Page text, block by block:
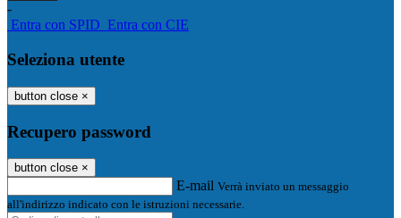
-
Entra con SPID Entra con CIE
Seleziona utente
button close ×
Recupero password
button close ×
E-mail Verrà inviato un messaggio
all'indirizzo indicato con le istruzioni necessarie.